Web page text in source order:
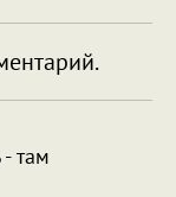
там